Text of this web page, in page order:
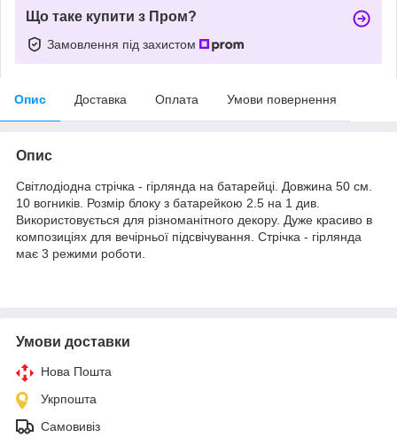
Що таке купити з Пром?
Замовлення під захистом
Опис Доставка Оплата Умови повернення
Опис
Світлодіодна стрічка - гірлянда на батарейці. Довжина 50 см.
10 вогників. Розмір блоку з батарейкою 2.5 на 1 див.
Використовується для різноманітного декору. Дуже красиво в
композиціях для вечірньої підсвічування. Стрічка - гірлянда
має 3 режими роботи.
Умови доставки
Нова Пошта
Укрпошта
Самовивіз